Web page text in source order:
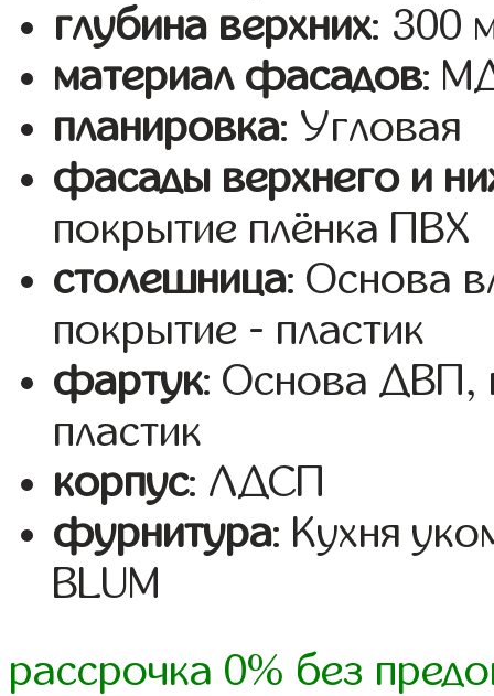
глубина верхних: 300
материал фасадов:
планировка: Угловая
фасады верхнего и
покрытие плёнка ПВХ
столешница: Основа
покрытие - пластик
фартук: Основа ДВП,
пластик
корпус: ЛДСП
фурнитура: Кухня
BLUM
рассрочка 0% без